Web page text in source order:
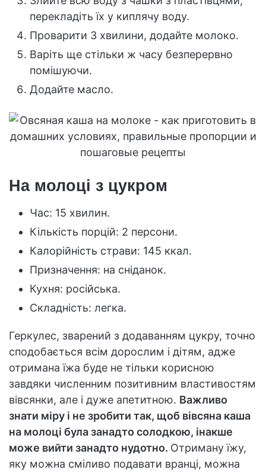
перекладіть їх у киплячу воду.
Проварити 3 хвилини, додайте молоко.
Варіть ще стільки ж часу безперервно
помішуючи.
Додайте масло.
На молоці з цукром
Час: 15 хвилин.
Кількість порцій: 2 персони.
Калорійність страви: 145 ккал.
Призначення: на сніданок.
Кухня: російська.
Складність: легка.
Геркулес, зварений з додаванням цукру, точно
сподобається всім дорослим і дітям, адже
отримана їжа буде не тільки корисною
завдяки численним позитивним властивостям
вівсянки, але і дуже апетитною. Важливо
знати міру і не зробити так, щоб вівсяна каша
на молоці була занадто солодкою, інакше
може вийти занадто нудотно. Отриману їжу,
яку можна сміливо подавати вранці, можна